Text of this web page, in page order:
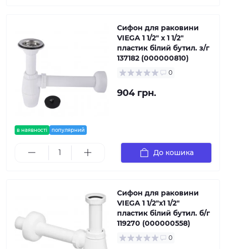
в наявності популярний
Сифон для раковини
VIEGA 1 1/2″ x 1 1/2″
пластик білий бутил. з/г
137182 (000000810)
0
904 грн.
До кошика
Сифон для раковини
VIEGA 1 1/2″х1 1/2″
пластик білий бутил. б/г
119270 (000000558)
0